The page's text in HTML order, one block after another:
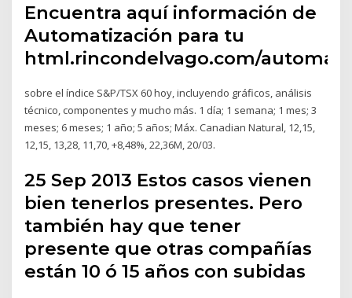
Encuentra aquí información de
Automatización para tu
html.rincondelvago.com/
sobre el índice S&P/TSX 60 hoy, incluyendo gráficos, análisis
técnico, componentes y mucho más. 1 día; 1 semana; 1 mes; 3
meses; 6 meses; 1 año; 5 años; Máx. Canadian Natural, 12,15,
12,15, 13,28, 11,70, +8,48%, 22,36M, 20/03.
25 Sep 2013 Estos casos vienen
bien tenerlos presentes. Pero
también hay que tener
presente que otras compañías
están 10 ó 15 años con subidas